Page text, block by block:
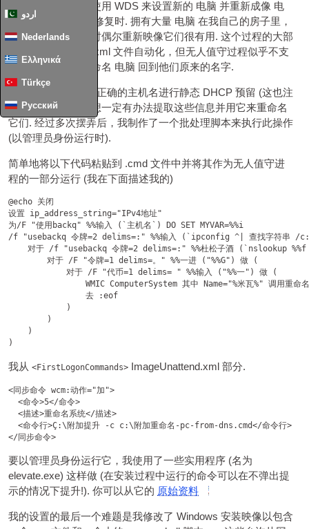
اردو
Nederlands
Ελληνικά
Türkçe
Русский
我在独立服务器上使用 WDS 来设置新的 电脑 并重新成像 电
脑 当他们最终无法修复时. 拥有大量 电脑 在我自己的房子里，
在交换或升级硬件时偶尔重新映像它们很有用. 这个过程的大部
分现在由 unattend.xml 文件自动化，但无人值守过程似乎不支
持的一个步骤是重命名 电脑 回到他们原来的名字.
使用正确的主机名进行静态 DHCP 预留 (这也注
册在DNS) 所以我想一定有办法提取这些信息并用它来重命名
它们. 经过多次摆弄后，我制作了一个批处理脚本来执行此操作
(以管理员身份运行时).
简单地将以下代码粘贴到 .cmd 文件中并将其作为无人值守进
程的一部分运行 (我在下面描述我的)
@echo 关闭
设置 ip_address_string="IPv4地址"
为/F "使用backq" %%输入 (`主机名`) DO SET MYVAR=%%i
/f "usebackq 令牌=2 delims=:" %%输入 (`ipconfig ^| 查找字符串 /
对于 /f "usebackq 令牌=2 delims=:" %%杜松子酒 (`nslookup %%f
        对于 /F "令牌=1 delims=。" %%一进 ("%%G") 做 (
            对于 /F "代币=1 delims= " %%输入 ("%%一") 做 (
WMIC ComputerSystem 其中 Name="%米瓦%" 调用重命
                去 :eof
            )
        )
    )
我从<FirstLogonCommands> ImageUnattend.xml 部分.
<同步命令 wcm:动作="加">
  <命令>5</命令>
  <描述>重命名系统</描述>
  <命令行>Ç:\附加提升 -c c:\附加重命名-pc-from-dns.cmd</命令行>
要以管理员身份运行它，我使用了一些实用程序 (名为
elevate.exe) 这样做 (在安装过程中运行的命令可以在不弹出提
示的情况下提升!). 你可以从它的 原始资料
我的设置的最后一个难题是我修改了 Windows 安装映像以包含